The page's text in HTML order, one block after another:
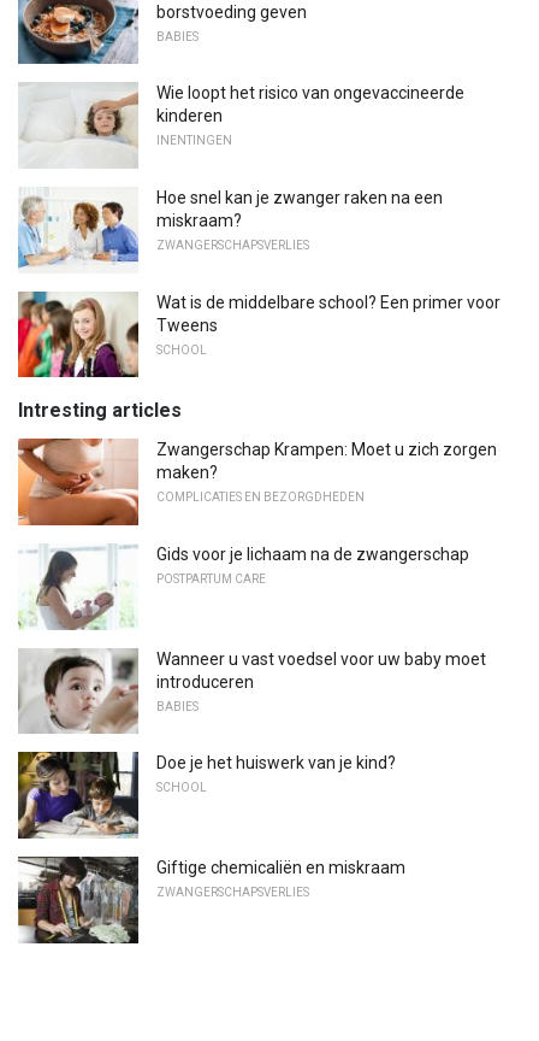
borstvoeding geven
BABIES
Wie loopt het risico van ongevaccineerde
kinderen
INENTINGEN
Hoe snel kan je zwanger raken na een
miskraam?
ZWANGERSCHAPSVERLIES
Wat is de middelbare school? Een primer voor
Tweens
SCHOOL
Intresting articles
Zwangerschap Krampen: Moet u zich zorgen
maken?
COMPLICATIES EN BEZORGDHEDEN
Gids voor je lichaam na de zwangerschap
POSTPARTUM CARE
Wanneer u vast voedsel voor uw baby moet
introduceren
BABIES
Doe je het huiswerk van je kind?
SCHOOL
Giftige chemicaliën en miskraam
ZWANGERSCHAPSVERLIES